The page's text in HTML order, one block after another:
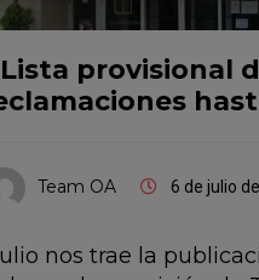
provisional
Team OA 6 de julio
nos trae la